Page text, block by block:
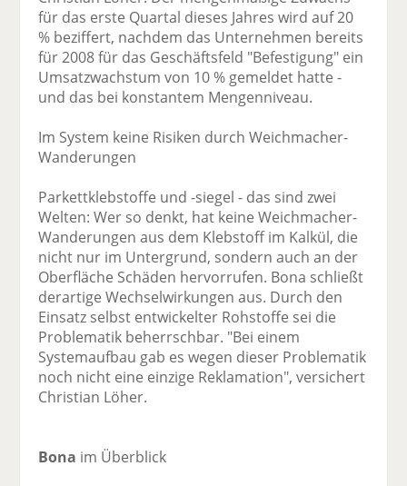
für das erste Quartal dieses Jahres wird auf 20
% beziffert, nachdem das Unternehmen bereits
für 2008 für das Geschäftsfeld "Befestigung" ein
Umsatzwachstum von 10 % gemeldet hatte -
und das bei konstantem Mengenniveau.
Im System keine Risiken durch Weichmacher-
Wanderungen
Parkettklebstoffe und -siegel - das sind zwei
Welten: Wer so denkt, hat keine Weichmacher-
Wanderungen aus dem Klebstoff im Kalkül, die
nicht nur im Untergrund, sondern auch an der
Oberfläche Schäden hervorrufen. Bona schließt
derartige Wechselwirkungen aus. Durch den
Einsatz selbst entwickelter Rohstoffe sei die
Problematik beherrschbar. "Bei einem
Systemaufbau gab es wegen dieser Problematik
noch nicht eine einzige Reklamation", versichert
Christian Löher.
Bona im Überblick